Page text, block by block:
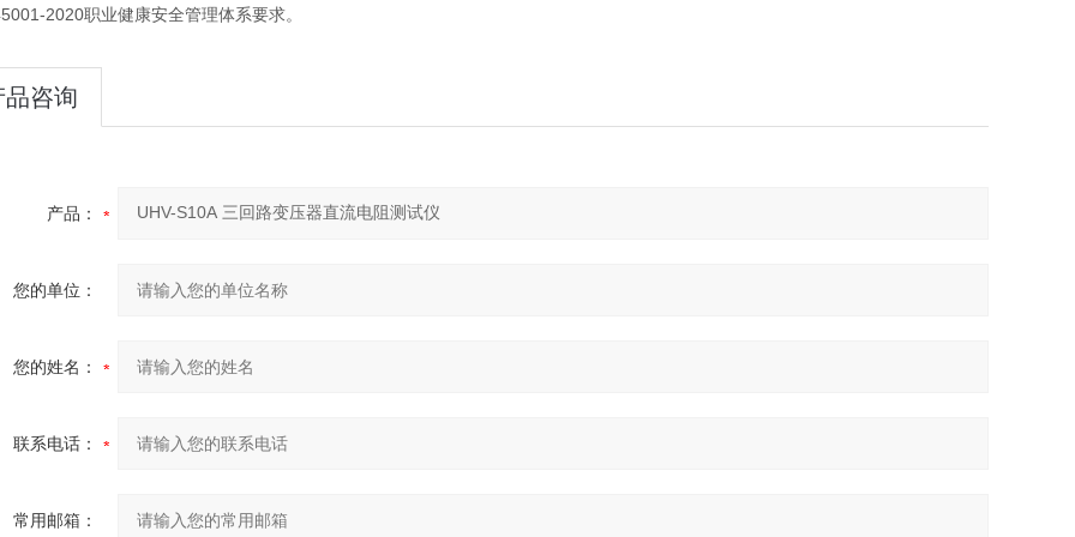
2020职业健康安全管理体系要求。
品咨询
产品：
您的单位：
您的姓名：
联系电话：
常用邮箱：